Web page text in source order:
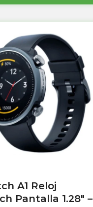
A1 Reloj
Pantalla 1.28″ –